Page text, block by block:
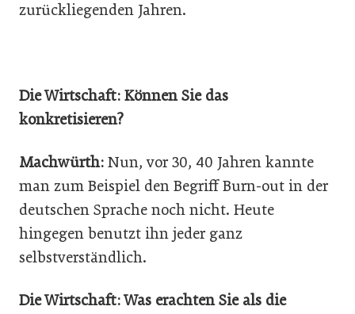
zurückliegenden Jahren.
Die Wirtschaft: Können Sie das
konkretisieren?
Machwürth: Nun, vor 30, 40 Jahren kannte
man zum Beispiel den Begriff Burn-out in der
deutschen Sprache noch nicht. Heute
hingegen benutzt ihn jeder ganz
selbstverständlich.
Die Wirtschaft: Was erachten Sie als die